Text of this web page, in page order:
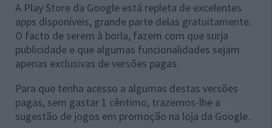
A Play Store da Google está repleta de excelentes
apps disponíveis, grande parte delas gratuitamente.
O facto de serem à borla, fazem com que surja
publicidade e que algumas funcionalidades sejam
apenas exclusivas de versões pagas.
Para que tenha acesso a algumas destas versões
pagas, sem gastar 1 cêntimo, trazemos-lhe a
sugestão de jogos em promoção na loja da Google.